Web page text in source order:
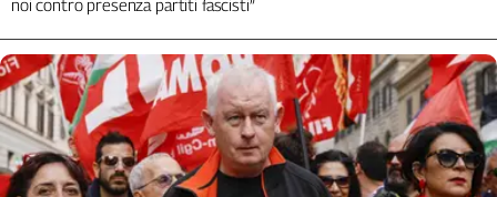
Liguria
Marche
Piemonte
Puglia
Sardegna
Sicilia